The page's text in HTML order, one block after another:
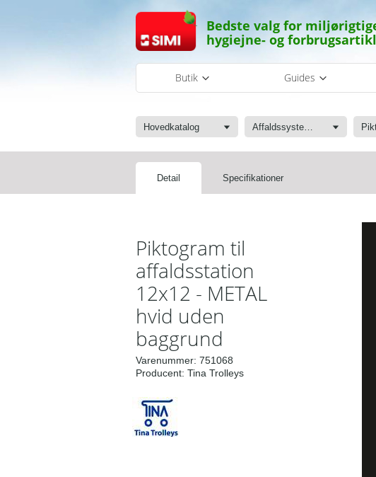
Bedste valg for
hygiejne- og
Butik Guides
Hovedkatalog Affaldssystemer
Detail Specifikationer
Piktogram til
affaldsstation
12x12 - METAL
hvid uden
baggrund
Varenummer: 751068
Producent: Tina Trolleys